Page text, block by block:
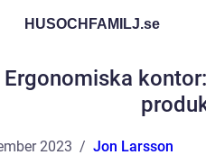
HUSOCHFAMILJ.se
Ergonomiska
2023 Jon Larsson